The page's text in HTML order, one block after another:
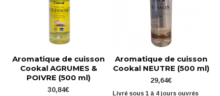
Aromatique de cuisson
Cookal AGRUMES &
POIVRE (500 ml)
30,84€
Aromatique de cuisson
Cookal NEUTRE (500 ml)
29,64€
Livré sous 1 à 4 jours ouvrés